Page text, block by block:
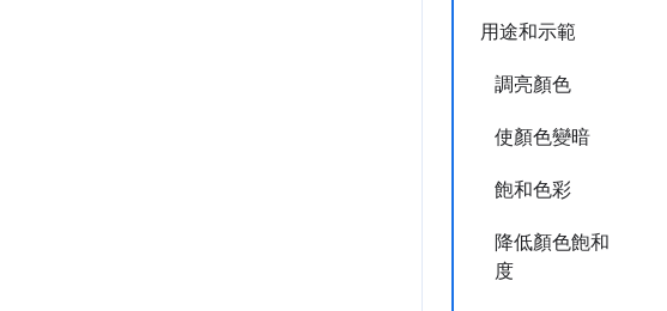
用途和示範
調亮顏色
使顏色變暗
飽和色彩
降低顏色飽和
度